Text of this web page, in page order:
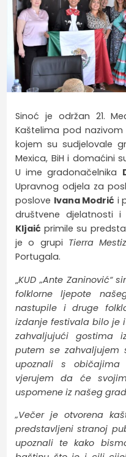
Sinoć je održan 21.
Kaštelima pod nazivom
kojem su sudjelovale
Mexica, BiH i domaćini
Uime gradonačelnika
Upravnog odjela za
poslove Ivana Modrić i
društvene djelatnosti i
Kljaić primile su
je o grupi Tierra
Portugala.
„KUD „Ante Zaninović“
folklorne ljepote
nastupile i druge
izdanje festivala bilo je
zahvaljujući gostima
putem se
upoznali s
vjerujem da će
uspomene iz našeg
„Večer je otvorena
predstavljeni stranoj
upoznali te kako